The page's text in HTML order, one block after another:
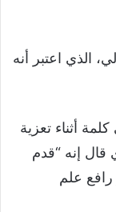
الذي اعتبر أنه
أثناء تعزية
قال إنه “قدم
علم